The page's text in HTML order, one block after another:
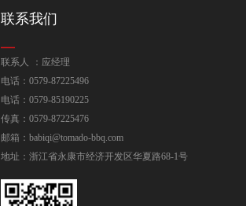
电话：0579-87225496
电话：0579-85190225
传真：0579-87225476
邮箱：babiqi@tomado-bbq.com
地址：浙江省永康市经济开发区华夏路68-1号